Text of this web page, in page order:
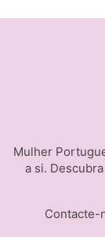
Mulher
a si.
Contacte-